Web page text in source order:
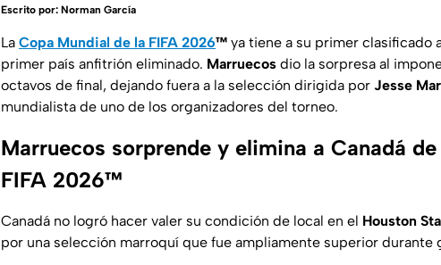
Escrito por: Norman García
La Copa Mundial de la FIFA 2026™ ya tiene a su primer clasificado
primer país anfitrión eliminado. Marruecos dio la sorpresa al
octavos de final, dejando fuera a la selección dirigida por Jesse
mundialista de uno de los organizadores del torneo.
Marruecos sorprende y elimina a Canadá
FIFA 2026™
Canadá no logró hacer valer su condición de local en el Houston
por una selección marroquí que fue ampliamente superior durante